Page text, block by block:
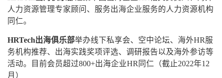
人力资源管理专家顾问、服务出海企业服务的人力资源机构
同仁。
HRTech出海俱乐部举办线下私享会、空中论坛、海外HR服
务机构推荐、出海实践奖项评选、调研报告以及海外参访等
活动。目前会员超过800+出海企业HR同仁（截止2022年12
月）